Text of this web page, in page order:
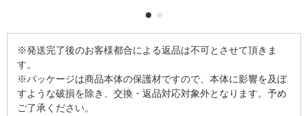
※発送完了後のお客様都合による返品は不可とさせて頂きま
す。
※パッケージは商品本体の保護材ですので、本体に影響を及ぼ
すような破損を除き、交換・返品対応対象外となります。予め
ご了承ください。